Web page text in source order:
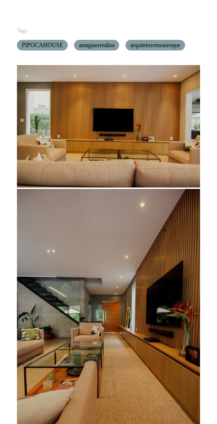
Tags
PIPOCAHOUSE amagiaserealiza arquitetosemsaoroque